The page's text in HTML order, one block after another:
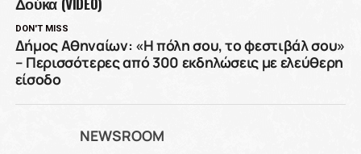
DON'T MISS
Δήμος Αθηναίων: «Η πόλη σου, το φεστιβάλ σου»
– Περισσότερες από 300 εκδηλώσεις με ελεύθερη
είσοδο
NEWSROOM